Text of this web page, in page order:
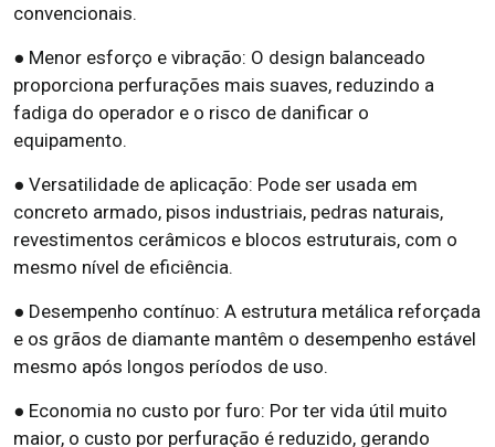
convencionais.
● Menor esforço e vibração: O design balanceado
proporciona perfurações mais suaves, reduzindo a
fadiga do operador e o risco de danificar o
equipamento.
● Versatilidade de aplicação: Pode ser usada em
concreto armado, pisos industriais, pedras naturais,
revestimentos cerâmicos e blocos estruturais, com o
mesmo nível de eficiência.
● Desempenho contínuo: A estrutura metálica reforçada
e os grãos de diamante mantêm o desempenho estável
mesmo após longos períodos de uso.
● Economia no custo por furo: Por ter vida útil muito
maior, o custo por perfuração é reduzido, gerando